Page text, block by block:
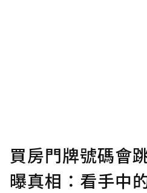
買房門牌號碼會
曝真相：看手中